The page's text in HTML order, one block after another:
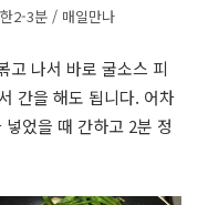
2-3분 / 매일만나
고 나서 바로 굴소스 피
간을 해도 됩니다. 어차
었을 때 간하고 2분 정